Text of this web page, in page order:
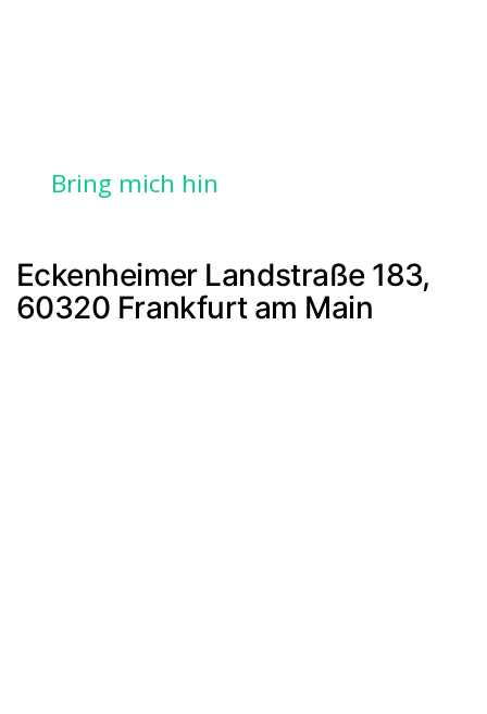
Bring mich hin
Eckenheimer Landstraße 183,
60320 Frankfurt am Main